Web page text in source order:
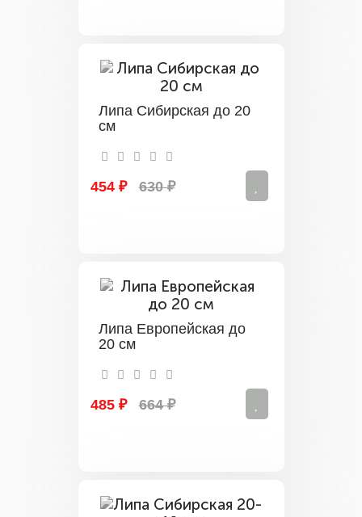
Липа Сибирская до 20
см
454 ₽ 630 ₽
Липа Европейская до
20 см
485 ₽ 664 ₽